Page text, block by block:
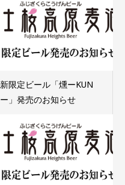
新限定ビール「燻ーKUN
ー」発売のお知らせ